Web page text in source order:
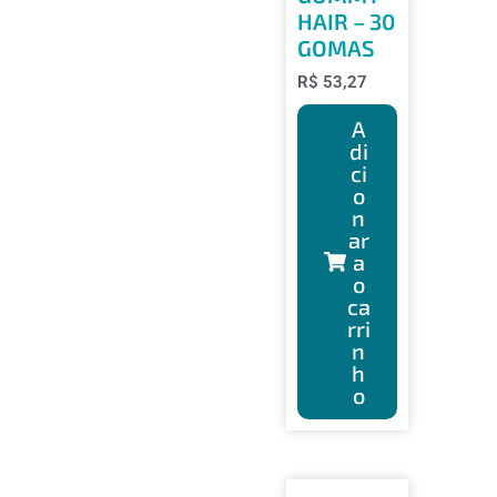
HAIR – 30
GOMAS
R$ 53,27
A
di
ci
o
n
ar
a
o
ca
rri
n
h
o